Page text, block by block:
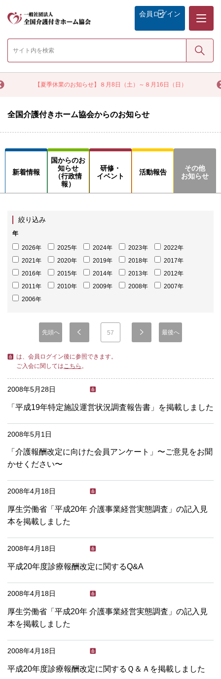
【夏季休業のお知らせ】８月8日（土）～８月16日（日）
会員 ログイン
検索
全国介護付きホーム協会からのお知らせ
新着情報
国からのお
知らせ
（行政情
報）
研修・
イベント
活動報告
その他
お知らせ
絞り込み
年
2026年 2025年 2024年 2023年
2022年
2021年
2020年 2019年 2018年
2017年
2016年
2015年 2014年 2013年
2012年
2011年
2010年 2009年 2008年
2007年
2006年
先頭へ 57 最後へ
は、会員ログイン後に参照できます。
ご入会に関してはこちら 。
2008年5月28日
「平成19年特定施設運営状況調査報告書」を掲載しました
2008年5月1日
「介護報酬改定に向けた会員アンケート」〜ご意見をお聞
かせください〜
2008年4月18日
厚生労働省「平成20年 介護事業経営実態調査」の記入見
本を掲載しました
2008年4月18日
平成20年度診療報酬改定に関するQ&A
2008年4月18日
厚生労働省「平成20年 介護事業経営実態調査」の記入見
本を掲載しました
2008年4月18日
平成20年度診療報酬改定に関するＱ＆Ａを掲載しました